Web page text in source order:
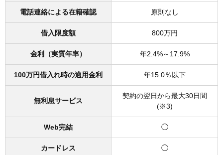
電話連絡による在籍確認 原則なし
借入限度額 800万円
金利（実質年率） 年2.4%～17.9%
100万円借入れ時の適用金利 年15.0％以下
無利息サービス
契約の翌日から最大30日間
(※3)
Web完結 ◯
カードレス ◯